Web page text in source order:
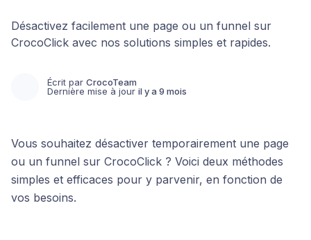
Désactivez facilement une page ou un funnel sur
CrocoClick avec nos solutions simples et rapides.
Écrit par CrocoTeam
Dernière mise à jour il y a 9 mois
Vous souhaitez désactiver temporairement une page
ou un funnel sur CrocoClick ? Voici deux méthodes
simples et efficaces pour y parvenir, en fonction de
vos besoins.